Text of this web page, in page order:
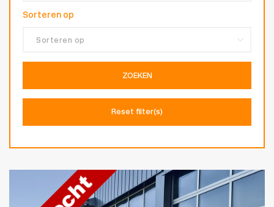
Sorteren op
ZOEKEN
Reset filter(s)